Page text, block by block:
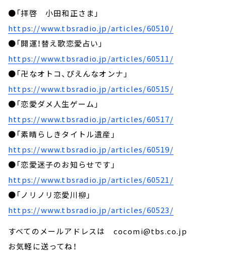
●「拝啓 小田和正さま」
https://www.tbsradio.jp/articles/60510/
●「開運！替え歌恋愛占い」
https://www.tbsradio.jp/articles/60511/
●「卍なオトコ、ぴえんなオンナ」
https://www.tbsradio.jp/articles/60515/
●「恋愛ダメ人生ゲーム」
https://www.tbsradio.jp/articles/60517/
●「素晴らしきタイトル遺産」
https://www.tbsradio.jp/articles/60519/
●「恋愛迷子のお知らせです」
https://www.tbsradio.jp/articles/60521/
●「ノリノリ恋愛川柳」
https://www.tbsradio.jp/articles/60523/
すべてのメールアドレスは cocomi@tbs.co.jp
お気軽に送ってね！